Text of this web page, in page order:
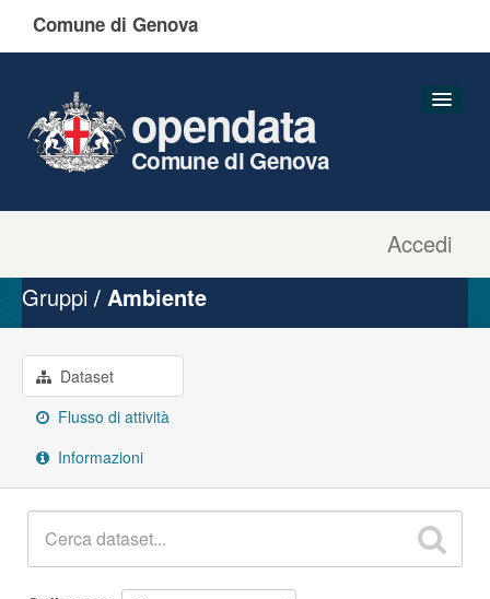
Comune di Genova
Accedi
opendata
Comune di Genova
Organizzazioni
Gruppi
Informazioni
Gruppi Ambiente
Dataset
Flusso di attività
Informazioni